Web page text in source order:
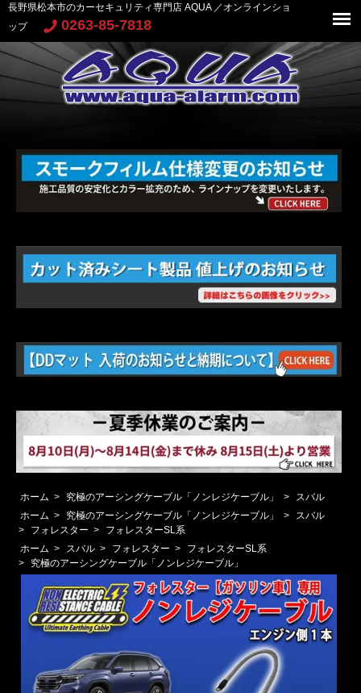
長野県松本市のカーセキュリティ専門店 AQUA ／オンラインショ
ップ
0263-85-7818
ホーム > 究極のアーシングケーブル「ノンレジケーブル」 >
スバル
ホーム > 究極のアーシングケーブル「ノンレジケーブル」 >
スバル
>
フォレスター >
フォレスターSL系
ホーム > スバル > フォレスター >
フォレスターSL系
>
究極のアーシングケーブル「ノンレジケーブル」